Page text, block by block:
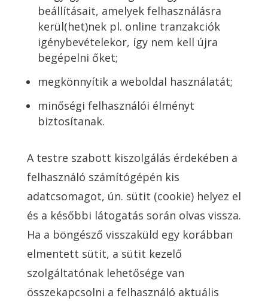
beállításait, amelyek felhasználásra
kerül(het)nek pl. online tranzakciók
igénybevételekor, így nem kell újra
begépelni őket;
megkönnyítik a weboldal használatát;
minőségi felhasználói élményt
biztosítanak.
A testre szabott kiszolgálás érdekében a
felhasználó számítógépén kis
adatcsomagot, ún. sütit (cookie) helyez el
és a későbbi látogatás során olvas vissza.
Ha a böngésző visszaküld egy korábban
elmentett sütit, a sütit kezelő
szolgáltatónak lehetősége van
összekapcsolni a felhasználó aktuális